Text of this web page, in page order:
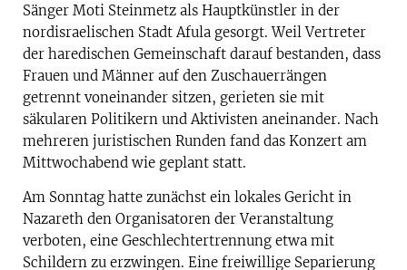
Sänger Moti Steinmetz als Hauptkünstler in der
nordisraelischen Stadt Afula gesorgt. Weil Vertreter
der haredischen Gemeinschaft darauf bestanden, dass
Frauen und Männer auf den Zuschauerrängen
getrennt voneinander sitzen, gerieten sie mit
säkularen Politikern und Aktivisten aneinander. Nach
mehreren juristischen Runden fand das Konzert am
Mittwochabend wie geplant statt.
Am Sonntag hatte zunächst ein lokales Gericht in
Nazareth den Organisatoren der Veranstaltung
verboten, eine Geschlechtertrennung etwa mit
Schildern zu erzwingen. Eine freiwillige Separierung